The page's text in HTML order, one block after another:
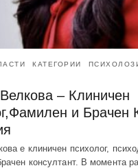
КАТЕГОРИИ
– Клиничен
и Брачен
е клиничен психолог,
консултант. В момента